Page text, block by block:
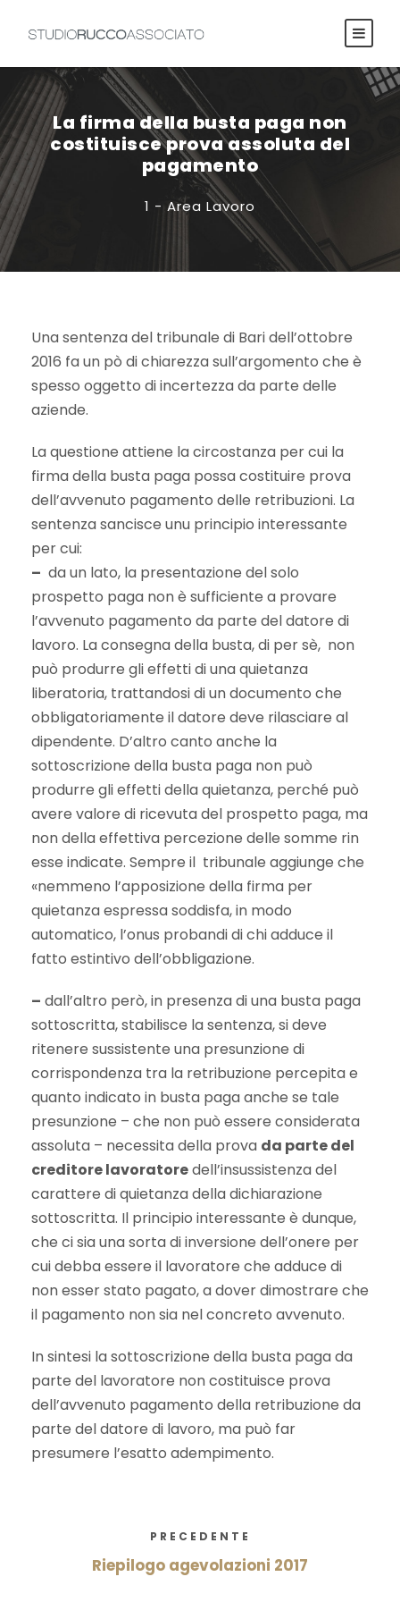
La firma della busta paga non
costituisce prova assoluta del
pagamento
1 - Area Lavoro
Una sentenza del tribunale di Bari dell’ottobre
2016 fa un pò di chiarezza sull’argomento che è
spesso oggetto di incertezza da parte delle
aziende.
La questione attiene la circostanza per cui la
firma della busta paga possa costituire prova
dell’avvenuto pagamento delle retribuzioni. La
sentenza sancisce unu principio interessante
per cui:
– da un lato, la presentazione del solo
prospetto paga non è sufficiente a provare
l’avvenuto pagamento da parte del datore di
lavoro. La consegna della busta, di per sè, non
può produrre gli effetti di una quietanza
liberatoria, trattandosi di un documento che
obbligatoriamente il datore deve rilasciare al
dipendente. D’altro canto anche la
sottoscrizione della busta paga non può
produrre gli effetti della quietanza, perché può
avere valore di ricevuta del prospetto paga, ma
non della effettiva percezione delle somme rin
esse indicate. Sempre il tribunale aggiunge che
«nemmeno l’apposizione della firma per
quietanza espressa soddisfa, in modo
automatico, l’onus probandi di chi adduce il
fatto estintivo dell’obbligazione.
– dall’altro però, in presenza di una busta paga
sottoscritta, stabilisce la sentenza, si deve
ritenere sussistente una presunzione di
corrispondenza tra la retribuzione percepita e
quanto indicato in busta paga anche se tale
presunzione – che non può essere considerata
assoluta – necessita della prova da parte del
creditore lavoratoredell’insussistenza del
carattere di quietanza della dichiarazione
sottoscritta. Il principio interessante è dunque,
che ci sia una sorta di inversione dell’onere per
cui debba essere il lavoratore che adduce di
non esser stato pagato, a dover dimostrare che
il pagamento non sia nel concreto avvenuto.
In sintesi la sottoscrizione della busta paga da
parte del lavoratore non costituisce prova
dell’avvenuto pagamento della retribuzione da
parte del datore di lavoro, ma può far
presumere l’esatto adempimento.
PRECEDENTE
Riepilogo agevolazioni 2017